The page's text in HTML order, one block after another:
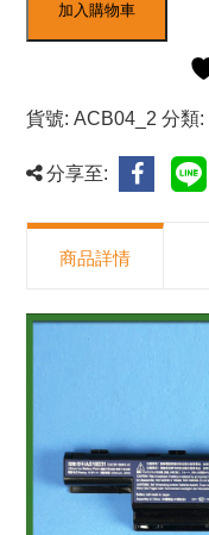
加入購物車
貨號:ACB04_2 分類:
分享至:
商品詳情